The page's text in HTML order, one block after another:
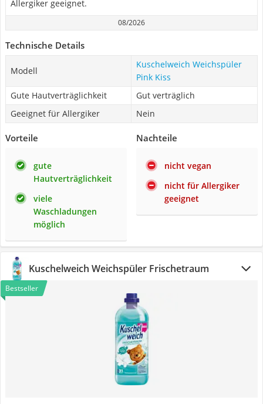
Allergiker geeignet.
08/2026
Technische Details
Modell
Kuschelweich Weichspüler
Pink Kiss
Gute Hautverträglichkeit
Gut verträglich
Geeignet für Allergiker
Nein
Vorteile
gute
Hautverträglichkeit
viele
Waschladungen
möglich
Nachteile
nicht vegan
nicht für Allergiker
geeignet
Kuschelweich Weichspüler Frischetraum
Bestseller